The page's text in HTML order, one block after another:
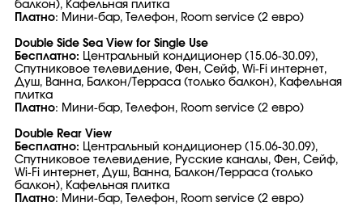
балкон), Кафельная плитка
Платно: Мини-бар, Телефон, Room service (2 евро)
Double Side Sea View for Single Use
Бесплатно: Центральный кондиционер (15.06-30.09),
Спутниковое телевидение, Фен, Сейф, Wi-Fi интернет,
Душ, Ванна, Балкон/Терраса (только балкон), Кафельная
плитка
Платно: Мини-бар, Телефон, Room service (2 евро)
Double Rear View
Бесплатно: Центральный кондиционер (15.06-30.09),
Спутниковое телевидение, Русские каналы, Фен, Сейф,
Wi-Fi интернет, Душ, Ванна, Балкон/Терраса (только
балкон), Кафельная плитка
Платно: Мини-бар, Телефон, Room service (2 евро)